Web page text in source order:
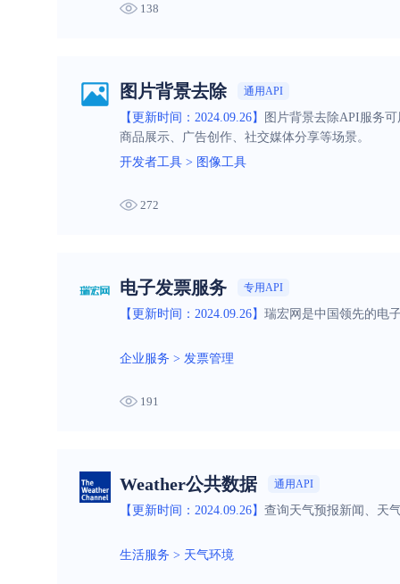
138
图片背景去除 通用API
【更新时间：2024.09.26】
图片背景去除API服务
商品展示、广告创作、社交媒体分享等场景。
开发者工具 > 图像工具
272
电子发票服务 专用API
【更新时间：2024.09.26】 瑞宏网是中国领先的电
企业服务 > 发票管理
191
Weather公共数据 通用API
【更新时间：2024.09.26】 查询天气预报新闻、天
生活服务 > 天气环境